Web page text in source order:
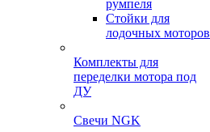
румпеля
Стойки для
лодочных моторов
Комплекты для
переделки мотора под
ДУ
Свечи NGK